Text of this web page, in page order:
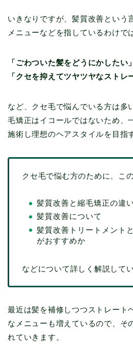
いきなりですが、髪質改善という
メニューなどを指しているわけで
「ごわついた髪をどうにかしたい」
「クセを抑えてツヤツヤなストレ
など、クセ毛で悩んでいる方は多
毛矯正はイコールではないため、
施術し理想のヘアスタイルを目指
クセ毛で悩む方のために、こ
髪質改善と縮毛矯正の違い
髪質改善について
髪質改善トリートメント
がおすすめか
などについて詳しく解説して
最近は髪を補修しつつストレート
なメニューも増えているので、そ
れていきます。